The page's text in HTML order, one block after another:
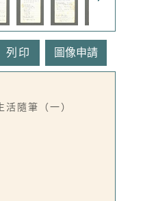
列印
活隨筆（一）